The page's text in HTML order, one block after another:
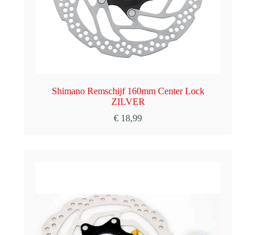
Shimano Remschijf 160mm Center Lock
ZILVER
€ 18,99